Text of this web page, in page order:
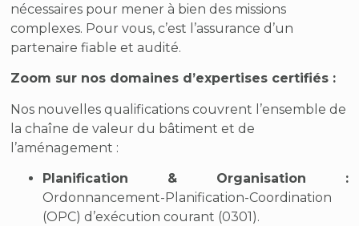
nécessaires pour mener à bien des missions
complexes. Pour vous, c’est l’assurance d’un
partenaire fiable et audité.
Zoom sur nos domaines d’expertises certifiés :
Nos nouvelles qualifications couvrent l’ensemble de
la chaîne de valeur du bâtiment et de
l’aménagement :
Planification & Organisation :
Ordonnancement-Planification-Coordination
(OPC) d’exécution courant (0301).